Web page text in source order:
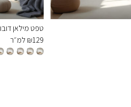
טפט מילאן
₪129 למ״ר